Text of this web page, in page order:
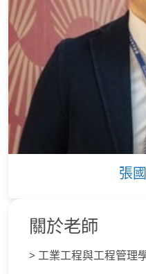
張
關於老師
> 工業工程與工程管理